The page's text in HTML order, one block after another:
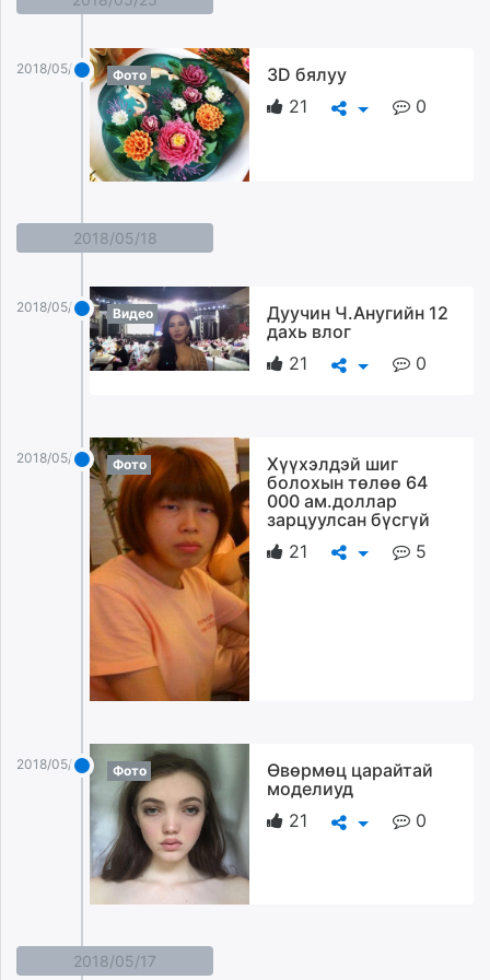
2018/05/25 Фото
3D бялуу
21
0
2018/05/18
2018/05/18 Видео
Дуучин Ч.Анугийн 12
дахь влог
21
0
2018/05/18 Фото
Хүүхэлдэй шиг
болохын төлөө 64
000 ам.доллар
зарцуулсан бүсгүй
21
5
2018/05/18 Фото
Өвөрмөц царайтай
моделиуд
21
0
2018/05/17